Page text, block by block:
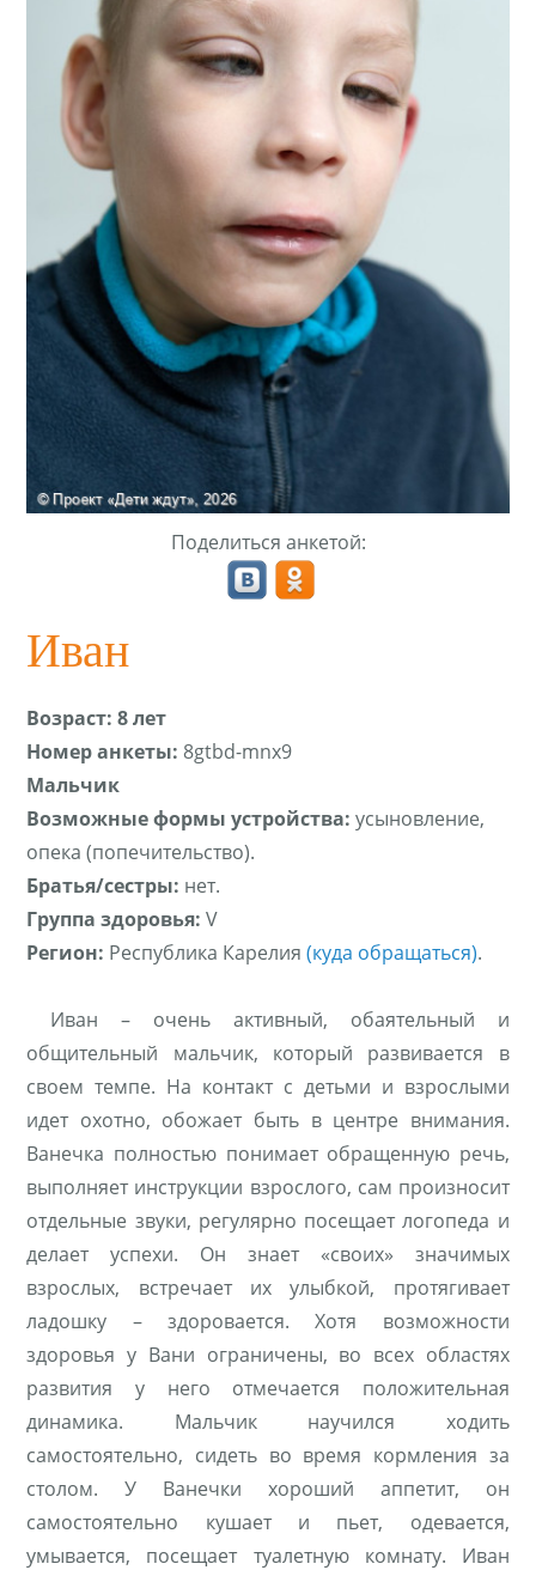
Поделиться анкетой:
Иван
Возраст: 8 лет
Номер анкеты: 8gtbd-mnx9
Мальчик
Возможные формы устройства: усыновление,
опека (попечительство).
Братья/сестры: нет.
Группа здоровья: V
Регион: Республика Карелия (куда обращаться).
Иван – очень активный, обаятельный и
общительный мальчик, который развивается в
своем темпе. На контакт с детьми и взрослыми
идет охотно, обожает быть в центре внимания.
Ванечка полностью понимает обращенную речь,
выполняет инструкции взрослого, сам произносит
отдельные звуки, регулярно посещает логопеда и
делает успехи. Он знает «своих» значимых
взрослых, встречает их улыбкой, протягивает
ладошку – здоровается. Хотя возможности
здоровья у Вани ограничены, во всех областях
развития у него отмечается положительная
динамика. Мальчик научился ходить
самостоятельно, сидеть во время кормления за
столом. У Ванечки хороший аппетит, он
самостоятельно кушает и пьет, одевается,
умывается, посещает туалетную комнату. Иван